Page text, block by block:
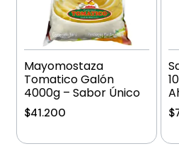
Mayomostaza
Tomatico Galón
4000g – Sabor Único
$41.200 $